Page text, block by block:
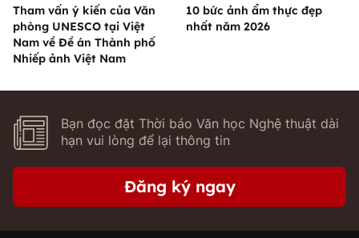
Tham vấn ý kiến của Văn
phòng UNESCO tại Việt
Nam về Đề án Thành phố
Nhiếp ảnh Việt Nam
10 bức ảnh ẩm thực đẹp
nhất năm 2026
Bạn đọc đặt Thời báo Văn học Nghệ thuật dài
hạn vui lòng để lại thông tin
Đăng ký ngay